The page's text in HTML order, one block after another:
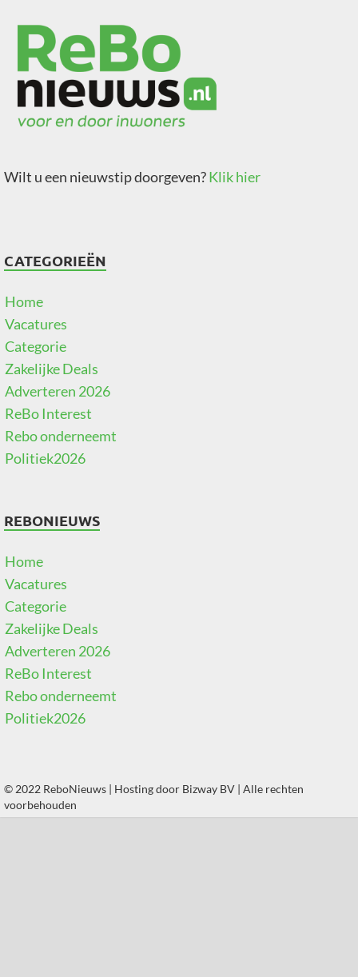
Wilt u een nieuwstip doorgeven?Klik hier
CATEGORIEËN
Home
Vacatures
Categorie
Zakelijke Deals
Adverteren 2026
ReBo Interest
Rebo onderneemt
Politiek2026
REBONIEUWS
Home
Vacatures
Categorie
Zakelijke Deals
Adverteren 2026
ReBo Interest
Rebo onderneemt
Politiek2026
© 2022 ReboNieuws | Hosting door Bizway BV | Alle rechten
voorbehouden